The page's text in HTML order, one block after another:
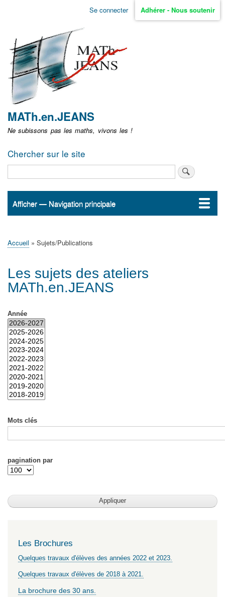
Aller
non
identifié
Se connecter Adhérer - Nous soutenir
MATh.en.JEANS
Ne subissons pas les maths, vivons les !
Chercher sur le site
Navigation
Afficher — Navigation principale
Accueil
Actualités
MATh.en.JEANS ?
Régions et Ateliers
Créer, gérer un atelier
Sujets/Publications
Congrès
d'Ariane
Accueil Sujets/Publications
Les sujets des ateliers
MATh.en.JEANS
Année
Mots clés
pagination par
Les Brochures
Quelques travaux d'élèves des années 2022 et 2023.
Quelques travaux d'élèves de 2018 à 2021.
La brochure des 30 ans.